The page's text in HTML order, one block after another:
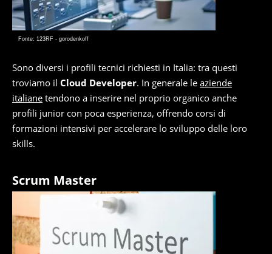
Fonte: 123RF - gorodenkoff
Sono diversi i profili tecnici richiesti in Italia: tra questi
troviamo il Cloud Developer. In generale le aziende
italiane tendono a inserire nel proprio organico anche
profili junior con poca esperienza, offrendo corsi di
formazioni intensivi per accelerare lo sviluppo delle loro
skills.
Scrum Master